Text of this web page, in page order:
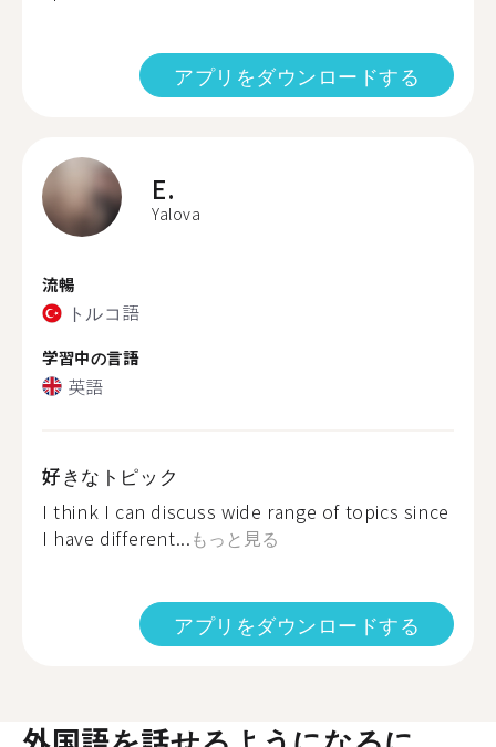
アプリをダウンロードする
E.
Yalova
流暢
トルコ語
学習中の言語
英語
好きなトピック
I think I can discuss wide range of topics since
I have different...もっと見る
アプリをダウンロードする